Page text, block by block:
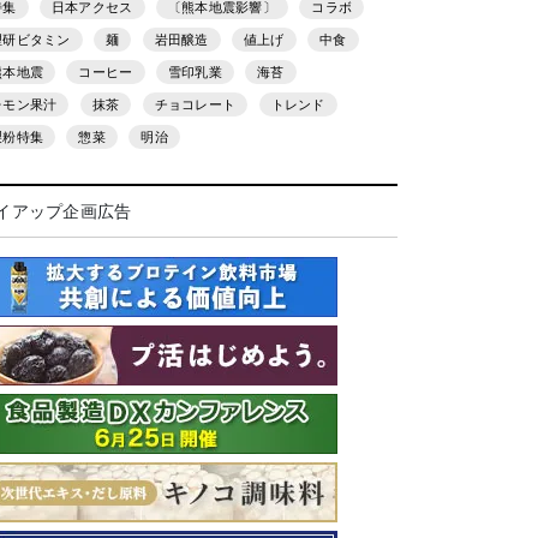
集 日本アクセス 〔熊本地震影響〕 コラボ
研ビタミン 麺 岩田醸造 値上げ 中食
本地震 コーヒー 雪印乳業 海苔
モン果汁 抹茶 チョコレート トレンド
粉特集 惣菜 明治
アップ企画広告